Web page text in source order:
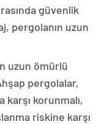
güvenlik
pergolanın uzun
uzun ömürlü
pergolalar,
karşı korunmalı,
riskine karşı